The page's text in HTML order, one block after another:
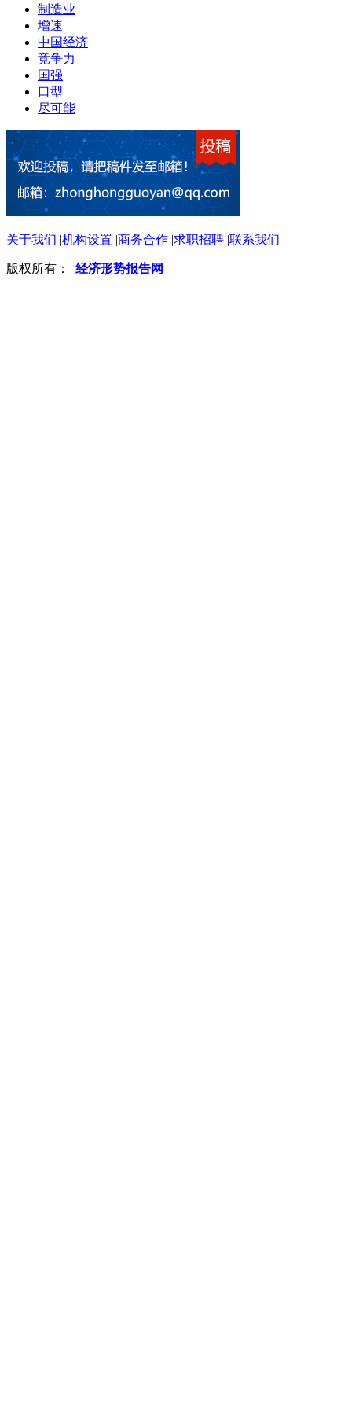
制造业
增速
中国经济
竞争力
国强
口型
尽可能
关于我们 |机构设置 |商务合作 |求职招聘 |联系我们
版权所有： 经济形势报告网